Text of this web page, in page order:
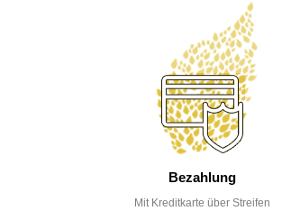
Bezahlung
Mit Kreditkarte über Streifen